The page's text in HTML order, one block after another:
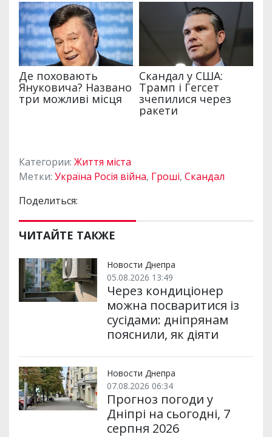
Категории: Життя міста
Метки: Україна Росія війна, Гроші, Скандал
Поделиться:
ЧИТАЙТЕ ТАКЖЕ
Новости Днепра
05.08.2026 13:49
Через кондиціонер
можна посваритися із
сусідами: дніпрянам
пояснили, як діяти
Новости Днепра
07.08.2026 06:34
Прогноз погоди у
Дніпрі на сьогодні, 7
серпня 2026